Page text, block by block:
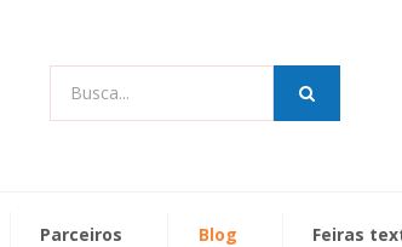
Busca...
Parceiros Blog Feiras